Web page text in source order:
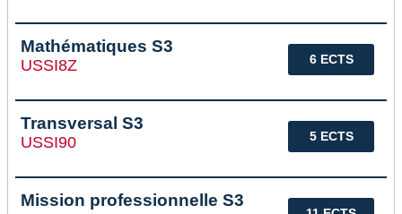
6 ECTS
Mathématiques S3
USSI8Z
5 ECTS
Transversal S3
USSI90
Mission professionnelle S3